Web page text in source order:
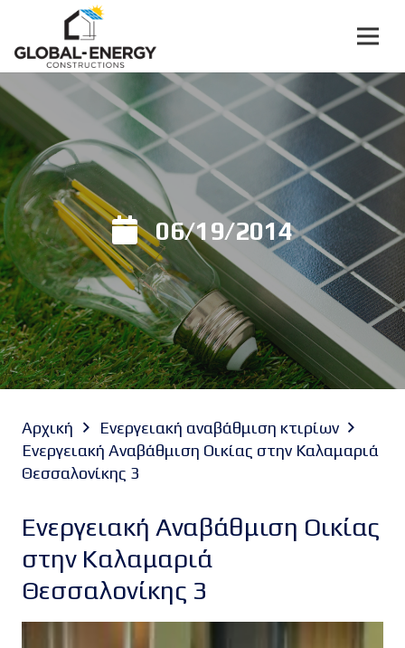
06/19/2014
Αρχική
Ενεργειακή αναβάθμιση κτιρίων
Ενεργειακή Αναβάθμιση Οικίας στην Καλαμαριά
Θεσσαλονίκης 3
Ενεργειακή Αναβάθμιση Οικίας
στην Καλαμαριά
Θεσσαλονίκης 3